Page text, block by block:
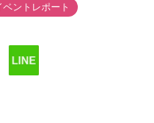
ベントレポート